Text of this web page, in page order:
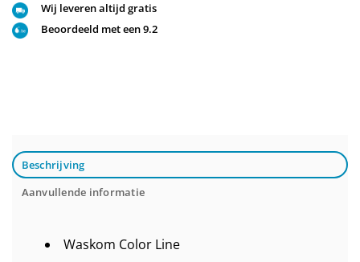
Wij leveren altijd gratis
Beoordeeld met een 9.2
Beschrijving
Aanvullende informatie
Waskom Color Line